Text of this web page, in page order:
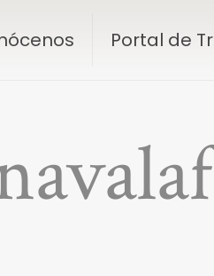
Portal de